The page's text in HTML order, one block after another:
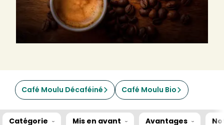
Café Moulu Décaféiné Café Moulu Bio
Catégorie Mis en avant Avantages